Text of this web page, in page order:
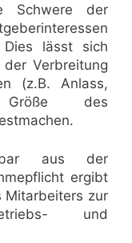
Schwere der
lässt sich
Verbreitung
(z.B. Anlass,
Größe des
aus der
ergibt
Mitarbeiters zur
und